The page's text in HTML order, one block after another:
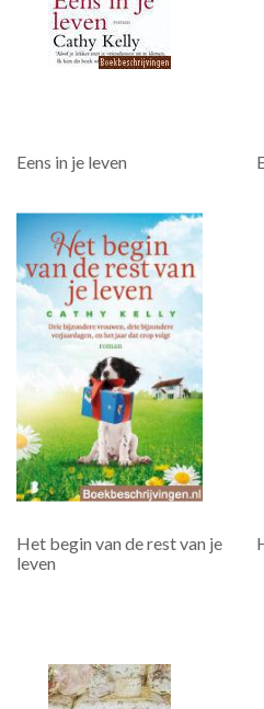
Eens in je leven
Het begin van de rest van je
leven